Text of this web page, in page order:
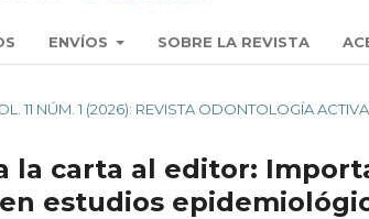
ENVÍOS SOBRE LA REVISTA
11 NÚM. 1 (2026): REVISTA ODONTOLOGÍA
la carta al editor:
estudios